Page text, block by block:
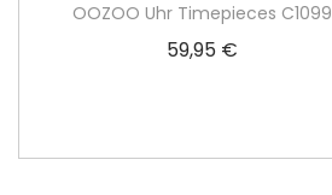
OOZOO Uhr Timepieces C1099
59,95 €